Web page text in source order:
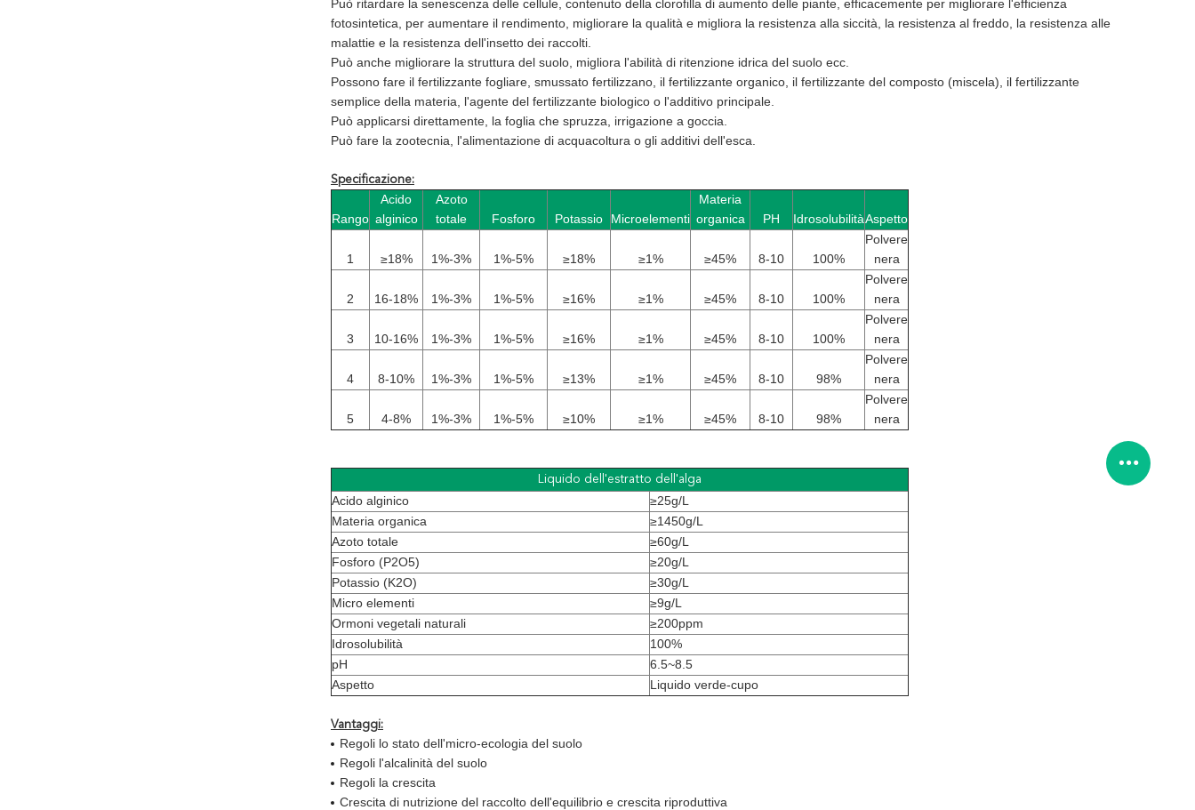
Può ritardare la senescenza delle cellule, contenuto della clorofilla di aumento delle piante, efficacemente per migliorare l'efficienza
fotosintetica, per aumentare il rendimento, migliorare la qualità e migliora la resistenza alla siccità, la resistenza al freddo, la resistenza alle
malattie e la resistenza dell'insetto dei raccolti.
Può anche migliorare la struttura del suolo, migliora l'abilità di ritenzione idrica del suolo ecc.
Possono fare il fertilizzante fogliare, smussato fertilizzano, il fertilizzante organico, il fertilizzante del composto (miscela), il fertilizzante
semplice della materia, l'agente del fertilizzante biologico o l'additivo principale.
Può applicarsi direttamente, la foglia che spruzza, irrigazione a goccia.
Può fare la zootecnia, l'alimentazione di acquacoltura o gli additivi dell'esca.
Specificazione:
Rango
Acido
alginico
Azoto
totale
Fosforo Potassio Microelementi
Materia
organica
PH IdrosolubilitàAspetto
1 ≥18% 1%-3% 1%-5% ≥18% ≥1% ≥45% 8-10 100%
Polvere
nera
2 16-18% 1%-3% 1%-5% ≥16% ≥1% ≥45% 8-10 100%
Polvere
nera
3 10-16% 1%-3% 1%-5% ≥16% ≥1% ≥45% 8-10 100%
Polvere
nera
4 8-10% 1%-3% 1%-5% ≥13% ≥1% ≥45% 8-10 98%
Polvere
nera
5 4-8% 1%-3% 1%-5% ≥10% ≥1% ≥45% 8-10 98%
Polvere
nera
Liquido dell'estratto dell'alga
Acido alginico
≥25g/L
Materia organica
≥1450g/L
Azoto totale
≥60g/L
Fosforo (P2O5)
≥20g/L
Potassio (K2O)
≥30g/L
Micro elementi
≥9g/L
Ormoni vegetali naturali
≥200ppm
Idrosolubilità
100%
pH
6.5~8.5
Aspetto
Liquido verde-cupo
Vantaggi:
Regoli lo stato dell'micro-ecologia del suolo
Regoli l'alcalinità del suolo
Regoli la crescita
Crescita di nutrizione del raccolto dell'equilibrio e crescita riproduttiva